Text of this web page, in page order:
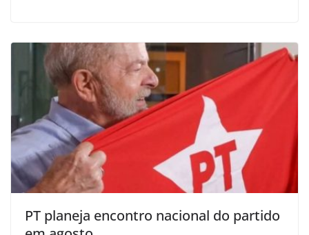
PT planeja encontro nacional do partido